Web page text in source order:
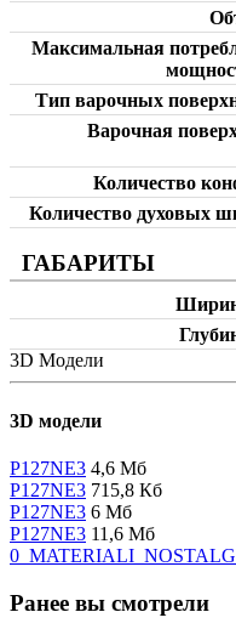
Максимальная
Тип варочных
Варочная
Количество
Количество духовых
ГАБАРИТЫ
3D Модели
3D модели
P127NE3 4,6 Мб
P127NE3 715,8 Кб
P127NE3 6 Мб
P127NE3 11,6 Мб
Ранее вы смотрели